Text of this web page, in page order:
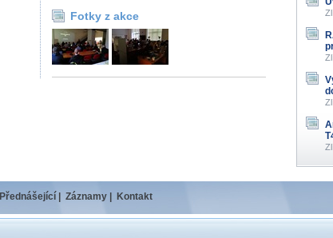
Fotky z akce
Přednášející Záznamy Kontakt